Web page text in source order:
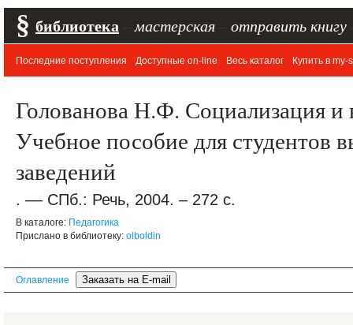
§ библиотека мастерская отправить книгу
Последние поступления Доступные on-line Весь каталог Купить в my-
Голованова Н.Ф. Социализация и
Учебное пособие для студентов
заведений
. –– СПб.: Речь, 2004. – 272 с.
В каталоге: Педагогика
Прислано в библиотеку: olboldin
Оглавление